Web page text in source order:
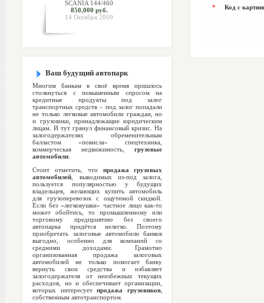
SCANIA 144/460
850,000 руб.
14 Октября 2009
Ваш будущий автопарк
Многим банкам в своё время пришлось
столкнуться с повышенным спросом на
кредитные продукты под залог
транспортных средств – под залог попадали
не только легковые автомобили граждан, но
и грузовики, принадлежащие юридическим
лицам. И тут грянул финансовый кризис. На
залогодержателях обременительным
балластом «повисла» спецтехника,
коммерческая недвижимость,грузовые
автомобили
Стоит отметить, что продажа грузовых
автомобилей , выводимых из-под залога,
пользуется популярностью у будущих
владельцев, желающих купить автомобиль
для грузоперевозок с ощутимой скидкой.
Если без «легковушки» частное лицо как-то
может обойтись, то промышленному или
торговому предприятию без своего
автопарка придётся нелегко. Поэтому
приобретать залоговые автомобили банков
выгодно, особенно для компаний со
средними доходами. Грамотно
организованная продажа залоговых
автомобилей не только помогает банку
вернуть свои средства и избавляет
залогодержателя от неизбежных текущих
расходов, но и обеспечивает организации,
которых интересуетпродажа грузовиков,
собственным автотранспортом.
* Код с